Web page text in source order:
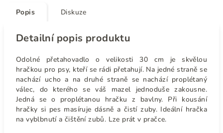
Popis Diskuze
Detailní popis produktu
Odolné přetahovadlo o velikosti 30 cm je skvělou
hračkou pro psy, kteří se rádi přetahují. Na jedné straně se
nachází ucho a na druhé straně se nachází proplétaný
válec, do kterého se váš mazel jednoduše zakousne.
Jedná se o proplétanou hračku z bavlny. Při kousání
hračky si pes masíruje dásně a čistí zuby. Ideální hračka
na vyblbnutí a čištění zubů. Lze prát v pračce.